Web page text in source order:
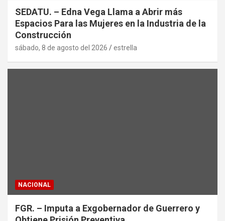
SEDATU. – Edna Vega Llama a Abrir más
Espacios Para las Mujeres en la Industria de la
Construcción
sábado, 8 de agosto del 2026 estrella
NACIONAL
FGR. – Imputa a Exgobernador de Guerrero y